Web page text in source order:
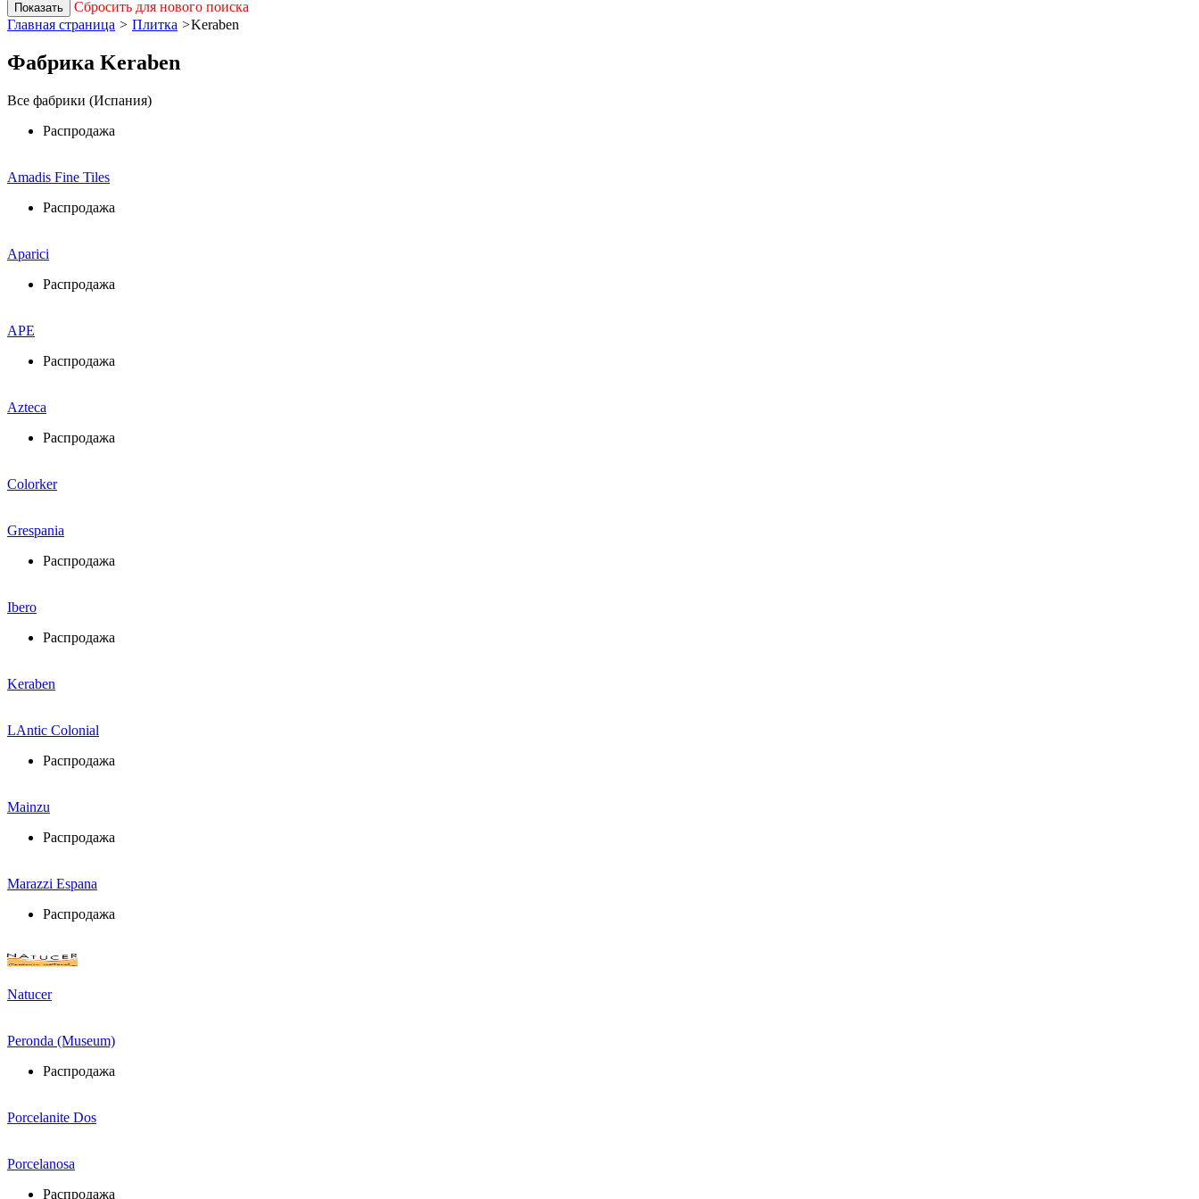
Показать
Сбросить для нового поиска
Главная страница > Плитка >Keraben
Фабрика Keraben
Все фабрики (Испания)
Распродажа
Amadis Fine Tiles
Распродажа
Aparici
Распродажа
APE
Распродажа
Azteca
Распродажа
Colorker
Grespania
Распродажа
Ibero
Распродажа
Keraben
LAntic Colonial
Распродажа
Mainzu
Распродажа
Marazzi Espana
Распродажа
Natucer
Peronda (Museum)
Распродажа
Porcelanite Dos
Porcelanosa
Распродажа